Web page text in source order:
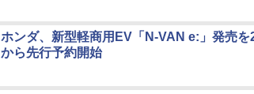
ホンダ、新型軽商用EV「N-VAN e:」発売を
から先行予約開始